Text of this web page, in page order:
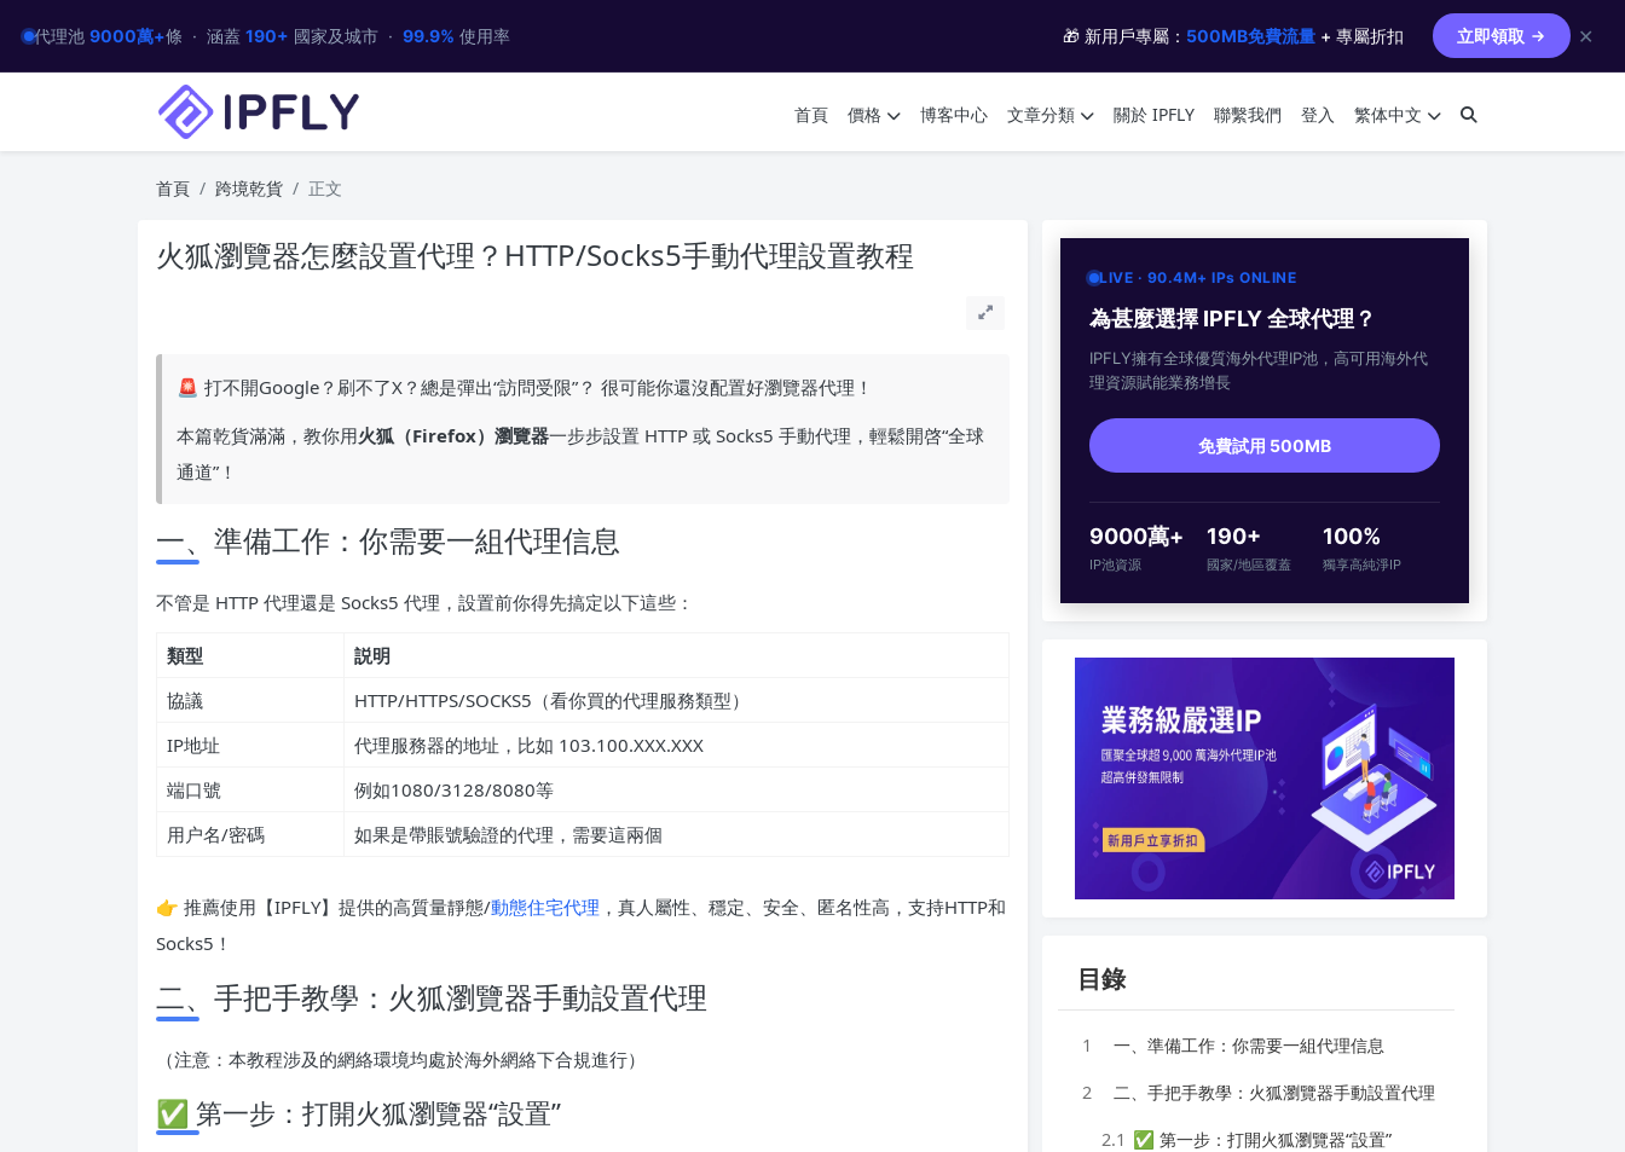
代理池 9000萬+條 · 涵蓋 190+ 國家及城市 · 99.9% 使用率 🎁 新用戶專屬： 500MB免費流量 + 專屬折扣 立即領取 ✕
首頁 價格 博客中心 文章分類 關於 IPFLY 聯繫我們 登入 繁体中文
首頁 跨境乾貨 正文
火狐瀏覽器怎麼設置代理？HTTP/Socks5手動代理設置教程
🚨 打不開Google？刷不了X？總是彈出“訪問受限”？ 很可能你還沒配置好瀏覽器代理！
本篇乾貨滿滿，教你用火狐（Firefox）瀏覽器一步步設置 HTTP 或 Socks5 手動代理，輕鬆開啓“全球
通道”！
一、準備工作：你需要一組代理信息
不管是 HTTP 代理還是 Socks5 代理，設置前你得先搞定以下這些：
類型
説明
協議
HTTP/HTTPS/SOCKS5（看你買的代理服務類型）
IP地址
代理服務器的地址，比如 103.100.XXX.XXX
端口號
例如1080/3128/8080等
用户名/密碼
如果是帶賬號驗證的代理，需要這兩個
👉 推薦使用【IPFLY】提供的高質量靜態/動態住宅代理 ，真人屬性、穩定、安全、匿名性高，支持HTTP和
Socks5！
二、手把手教學：火狐瀏覽器手動設置代理
（注意：本教程涉及的網絡環境均處於海外網絡下合規進行）
✅ 第一步：打開火狐瀏覽器“設置”
LIVE · 90.4M+ IPs ONLINE
為甚麼選擇 IPFLY 全球代理？
IPFLY擁有全球優質海外代理IP池，高可用海外代
理資源賦能業務增長
免費試用 500MB
9000萬+
IP池資源
190+
國家/地區覆蓋
100%
獨享高純淨IP
目錄
1 一、準備工作：你需要一組代理信息
2 二、手把手教學：火狐瀏覽器手動設置代理
2.1 ✅ 第一步：打開火狐瀏覽器“設置”